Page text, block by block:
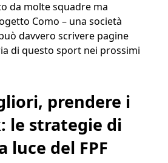
da molte squadre ma
Como – una società
davvero scrivere pagine
di questo sport nei prossimi
prendere i
le strategie di
luce del FPF